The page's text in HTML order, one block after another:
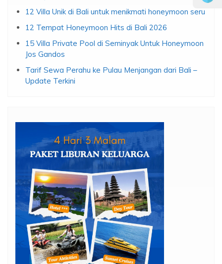
12 Villa Unik di Bali untuk menikmati honeymoon seru
12 Tempat Honeymoon Hits di Bali 2026
15 Villa Private Pool di Seminyak Untuk Honeymoon
Jos Gandos
Tarif Sewa Perahu ke Pulau Menjangan dari Bali –
Update Terkini